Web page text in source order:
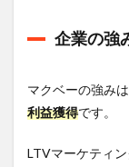
企業の強
マクベーの強みは
利益獲得です。
LTVマーケティ